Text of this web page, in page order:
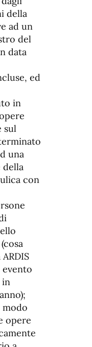
della
ad un
del
data
ed
in
sul
una
della
con
in
opere